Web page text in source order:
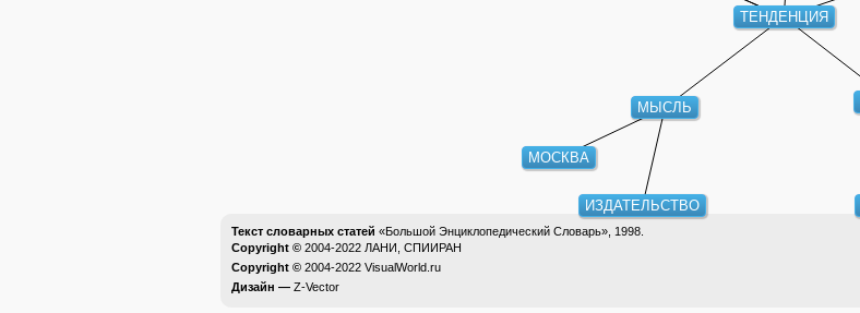
ТЕНДЕНЦИЯ
МЫСЛЬ
ИЗДАТЕЛЬСТВО
МОСКВА
Текст словарных статей «Большой Энциклопедический Словарь», 1998.
Copyright © 2004-2022 ЛАНИ, СПИИРАН
Copyright © 2004-2022 VisualWorld.ru
Дизайн — Z-Vector